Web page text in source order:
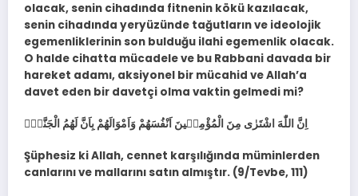
olacak, senin cihadında fitnenin kökü kazılacak,
senin cihadında yeryüzünde tağutların ve ideolojik
egemenliklerinin son bulduğu ilahi egemenlik olacak.
O halde cihatta mücadele ve bu Rabbani davada bir
hareket adamı, aksiyonel bir mücahid ve Allah’a
davet eden bir davetçi olma vaktin gelmedi mi?
اِنَّ اللّٰهَ اشْتَرٰى مِنَ الْمُؤْمِن۪ينَ اَنْفُسَهُمْ وَاَمْوَالَهُمْ بِاَنَّ لَهُمُ الْجَنَّةَۜ
Şüphesiz ki Allah, cennet karşılığında müminlerden
canlarını ve mallarını satın almıştır. (9/Tevbe, 111)